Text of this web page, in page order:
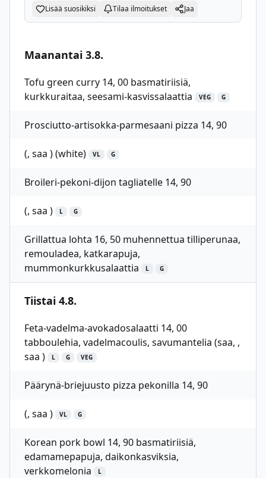
Lisää suosikiksi Tilaa ilmoitukset Jaa
Maanantai 3.8.
Tofu green curry 14, 00 basmatiriisiä,
kurkkuraitaa, seesami-kasvissalaattia
VEG G
Prosciutto-artisokka-parmesaani pizza 14, 90
(, saa ) (white) VL G
Broileri-pekoni-dijon tagliatelle 14, 90
(, saa ) L G
Grillattua lohta 16, 50 muhennettua tilliperunaa,
remouladea, katkarapuja,
mummonkurkkusalaattia
L G
Tiistai 4.8.
Feta-vadelma-avokadosalaatti 14, 00
tabboulehia, vadelmacoulis, savumantelia (saa, ,
saa )
L G VEG
Päärynä-briejuusto pizza pekonilla 14, 90
(, saa ) VL G
Korean pork bowl 14, 90 basmatiriisiä,
edamamepapuja, daikonkasviksia,
verkkomelonia
L